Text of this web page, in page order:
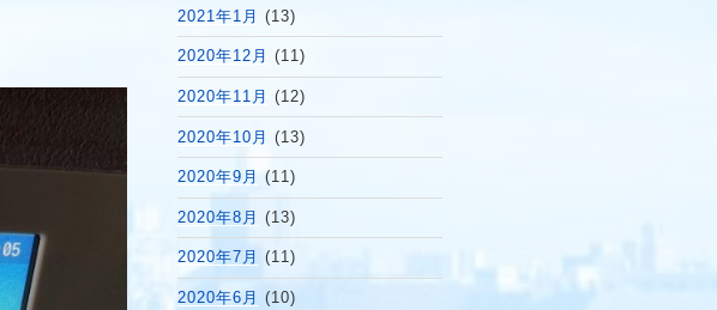
2021年1月 (13)
2020年12月 (11)
2020年11月 (12)
2020年10月 (13)
2020年9月 (11)
2020年8月 (13)
2020年7月 (11)
2020年6月 (10)